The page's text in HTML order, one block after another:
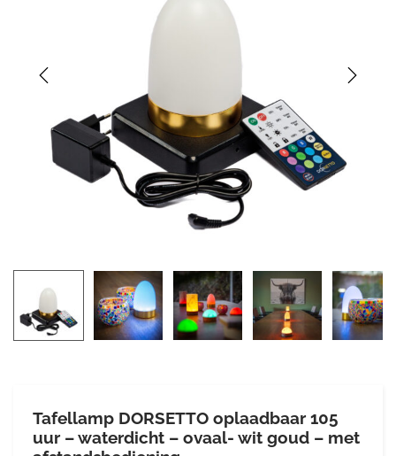
Tafellamp DORSETTO oplaadbaar 105
uur – waterdicht – ovaal- wit goud – met